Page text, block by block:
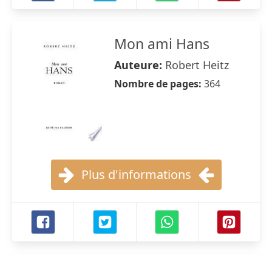
Mon ami Hans
Auteure: Robert Heitz
Nombre de pages: 364
Plus d'informations